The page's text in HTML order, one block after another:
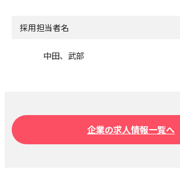
採用担当者名
中田、武部
企業の求人情報一覧へ